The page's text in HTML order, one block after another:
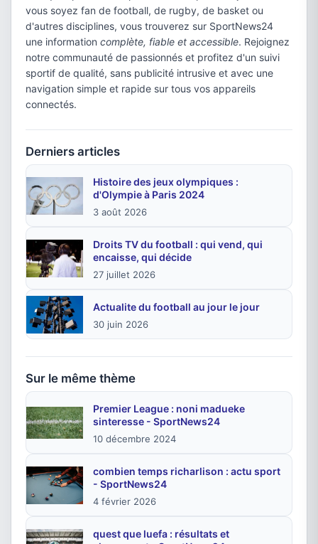
vous soyez fan de football, de rugby, de basket ou
d'autres disciplines, vous trouverez sur SportNews24
une information complète, fiable et accessible. Rejoignez
notre communauté de passionnés et profitez d'un suivi
sportif de qualité, sans publicité intrusive et avec une
navigation simple et rapide sur tous vos appareils
connectés.
Derniers articles
Histoire des jeux olympiques :
d'Olympie à Paris 2024
3 août 2026
Droits TV du football : qui vend, qui
encaisse, qui décide
27 juillet 2026
Actualite du football au jour le jour
30 juin 2026
Sur le même thème
Premier League : noni madueke
sinteresse - SportNews24
10 décembre 2024
combien temps richarlison : actu sport
- SportNews24
4 février 2026
quest que luefa : résultats et